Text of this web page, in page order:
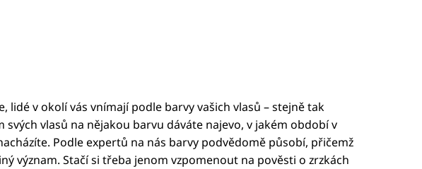
lidé v okolí vás vnímají podle barvy vašich vlasů – stejně tak
svých vlasů na nějakou barvu dáváte najevo, v jakém období v
Podle expertů na nás barvy podvědomě působí, přičemž
význam. Stačí si třeba jenom vzpomenout na pověsti o zrzkách